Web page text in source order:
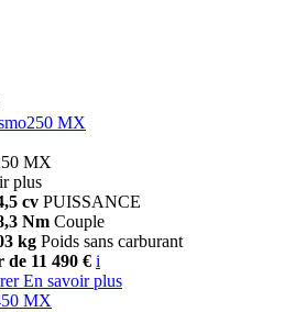
MX
MX
plus
cv PUISSANCE
Nm Couple
kg Poids sans carburant
11 490 € i
En savoir plus
MX